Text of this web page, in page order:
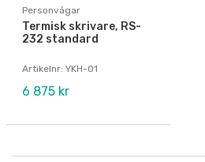
Personvågar
Termisk skrivare, RS-
232 standard
Artikelnr: YKH-01
6 875 kr